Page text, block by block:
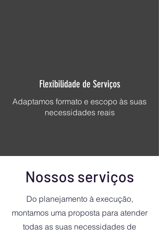
Flexibilidade de Serviços
Adaptamos formato e escopo às suas
necessidades reais
Nossos serviços
Do planejamento à execução,
montamos uma proposta para atender
todas as suas necessidades de